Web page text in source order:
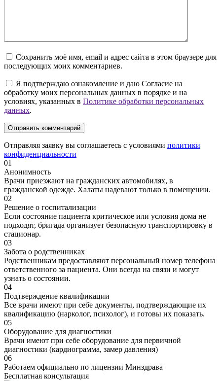
Сохранить моё имя, email и адрес сайта в этом браузере для
последующих моих комментариев.
Я подтверждаю ознакомление и даю Согласие на
обработку моих персональных данных в порядке и на
условиях, указанных в Политике обработки персональных
данных.
Отправляя заявку вы соглашаетесь с условиями политики
конфиденциальности
01
Анонимность
Врачи приезжают на гражданских автомобилях, в
гражданской одежде. Халаты надевают только в помещении.
02
Решение о госпитализации
Если состояние пациента критическое или условия дома не
подходят, бригада организует безопасную транспортировку в
стационар.
03
Забота о родственниках
Родственникам предоставляют персональный номер телефона
ответственного за пациента. Они всегда на связи и могут
узнать о состоянии.
04
Подтверждение квалификации
Все врачи имеют при себе документы, подтверждающие их
квалификацию (нарколог, психолог), и готовы их показать.
05
Оборудование для диагностики
Врачи имеют при себе оборудование для первичной
диагностики (кардиограмма, замер давления)
06
Работаем официально по лицензии Минздрава
Бесплатная консультация